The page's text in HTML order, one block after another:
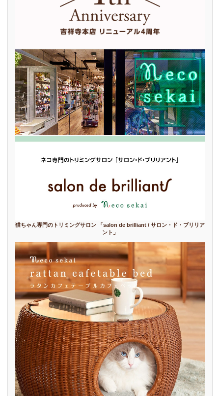
猫ちゃん専門のトリミングサロン 「salon de brilliant / サロン・ド・ブリリア
ント」